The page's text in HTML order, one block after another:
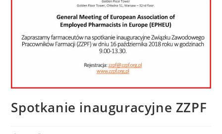
Spotkanie inauguracyjne ZZPF